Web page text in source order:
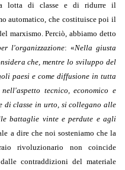
lotta di classe e di ridurre il
automatico, che costituisce poi il
marxismo. Perciò, abbiamo detto
l'organizzazione: «Nella giusta
che, mentre lo sviluppo del
paesi e come diffusione in tutta
tecnico, economico e
di classe in urto, si collegano alle
battaglie vinte e perdute e agli
a dire che noi sosteniamo che la
rivoluzionario non coincide
contraddizioni del materiale